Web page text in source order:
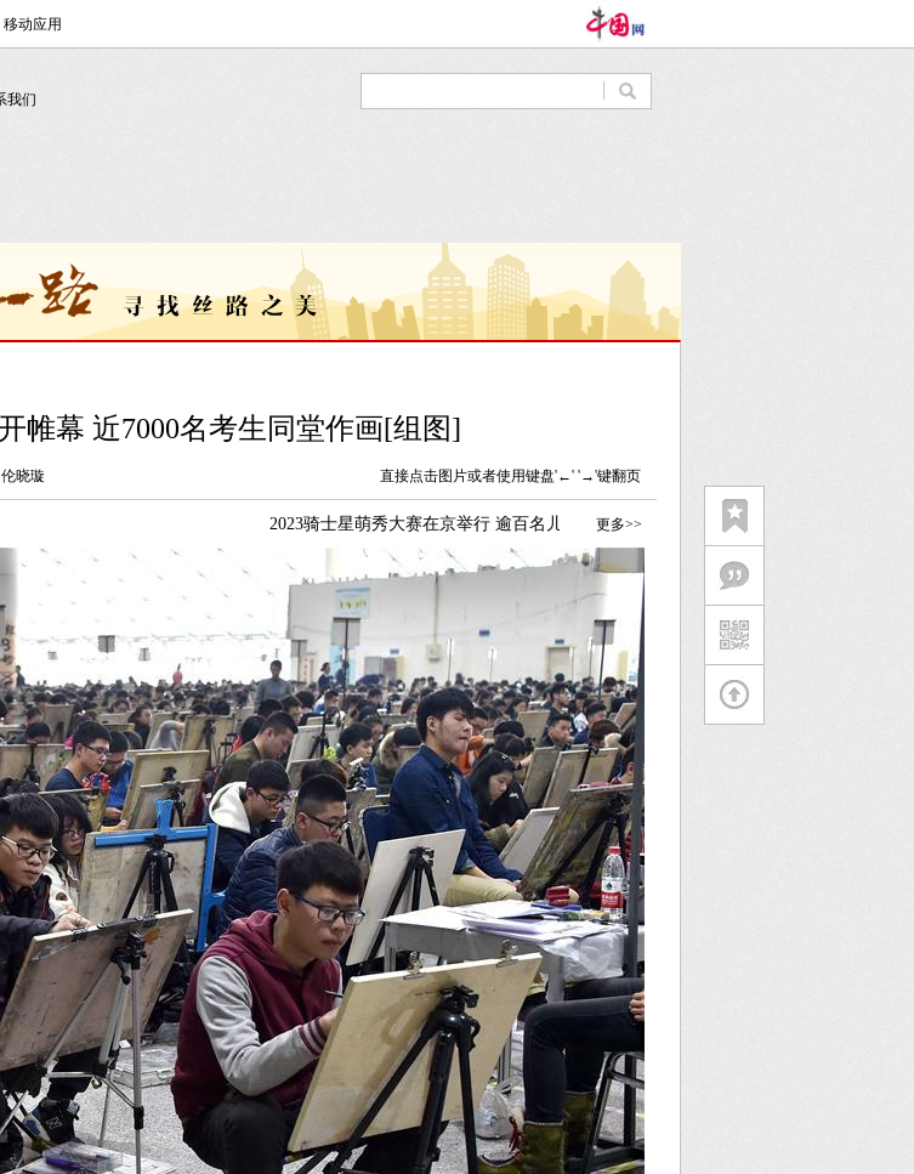
帷幕 近7000名考生同堂作画[组图]
晓璇 直接点击图片或者使用键盘'←' '→'键翻页